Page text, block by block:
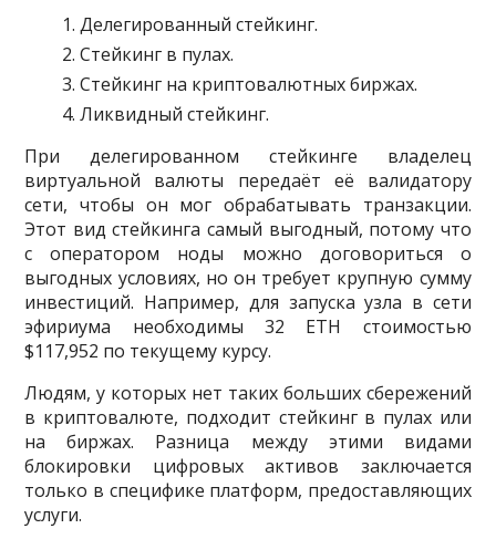
Делегированный стейкинг.
Стейкинг в пулах.
Стейкинг на криптовалютных биржах.
Ликвидный стейкинг.
При делегированном стейкинге владелец
виртуальной валюты передаёт её валидатору
сети, чтобы он мог обрабатывать транзакции.
Этот вид стейкинга самый выгодный, потому что
с оператором ноды можно договориться о
выгодных условиях, но он требует крупную сумму
инвестиций. Например, для запуска узла в сети
эфириума необходимы 32 ETH стоимостью
$117,952 по текущему курсу.
Людям, у которых нет таких больших сбережений
в криптовалюте, подходит стейкинг в пулах или
на биржах. Разница между этими видами
блокировки цифровых активов заключается
только в специфике платформ, предоставляющих
услуги.